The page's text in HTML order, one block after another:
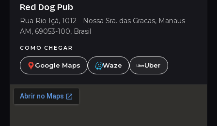
Red Dog Pub
Rua Rio Içá, 1012 - Nossa Sra. das Gracas, Manaus -
AM, 69053-100, Brasil
COMO CHEGAR
Google Maps Waze Uber